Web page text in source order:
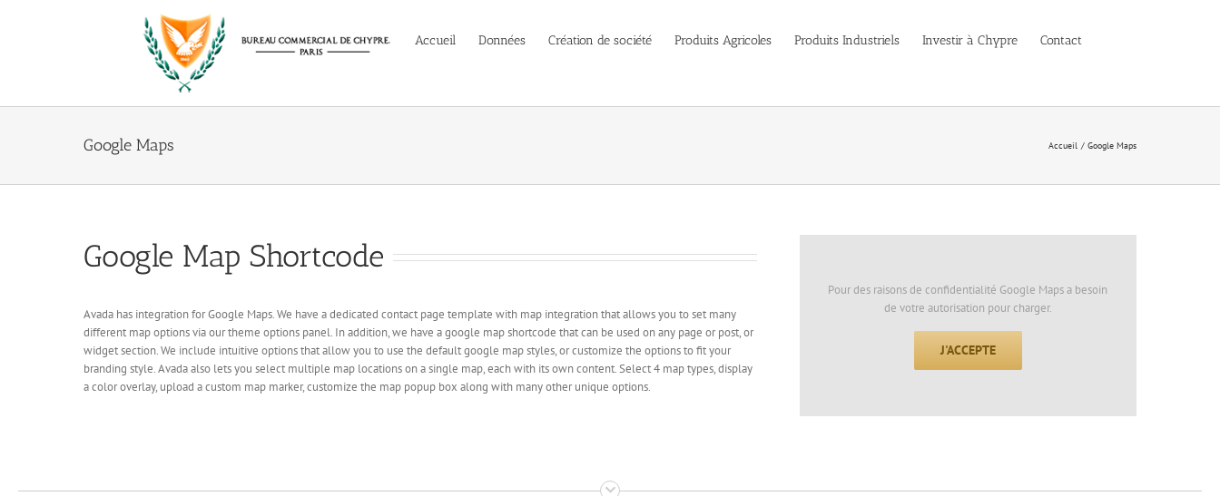
Accueil Données Création de société Produits Agricoles Produits Industriels Investir à Chypre Contact
Google Maps Accueil Google Maps
Google Map Shortcode
Avada has integration for Google Maps. We have a dedicated contact page template with map integration that allows you to set many
different map options via our theme options panel. In addition, we have a google map shortcode that can be used on any page or post, or
widget section. We include intuitive options that allow you to use the default google map styles, or customize the options to fit your
branding style. Avada also lets you select multiple map locations on a single map, each with its own content. Select 4 map types, display
a color overlay, upload a custom map marker, customize the map popup box along with many other unique options.
Pour des raisons de confidentialité Google Maps a besoin
de votre autorisation pour charger.
J'ACCEPTE